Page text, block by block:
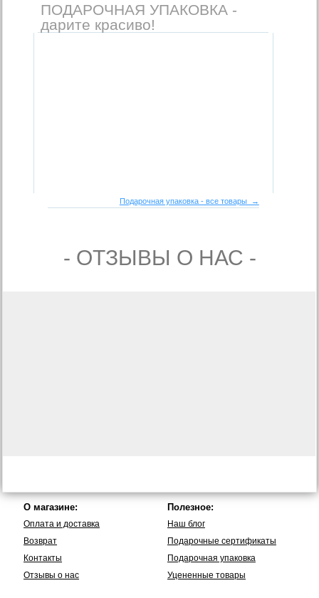
ПОДАРОЧНАЯ УПАКОВКА -
дарите красиво!
Подарочная упаковка - все товары →
- ОТЗЫВЫ О НАС -
О магазине:
Оплата и доставка
Возврат
Контакты
Отзывы о нас
Полезное:
Наш блог
Подарочные сертификаты
Подарочная упаковка
Уцененные товары